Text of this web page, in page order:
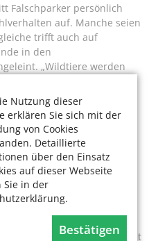
Nutzung dieser
erklären Sie sich mit der
von Cookies
Detaillierte
über den Einsatz
auf dieser Webseite
Sie in der
Bestätigen
Falschparker persönlich
auf. Manche seien
trifft auch auf
in den
„Wildtiere werden
Auf entsprechende
oft uneinsichtig und
von seinem
wieder in den heißen
beobachtet. Wenn trotz
oder Grills angezündet
bestehenden Verbote
der Verweis auf das
er mit seinem Tun die
wieder mehr auf die Umwelt